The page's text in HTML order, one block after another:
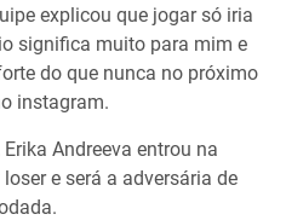
explicou que jogar só iria
significa muito para mim e
do que nunca no próximo
instagram.
Andreeva entrou na
e será a adversária de